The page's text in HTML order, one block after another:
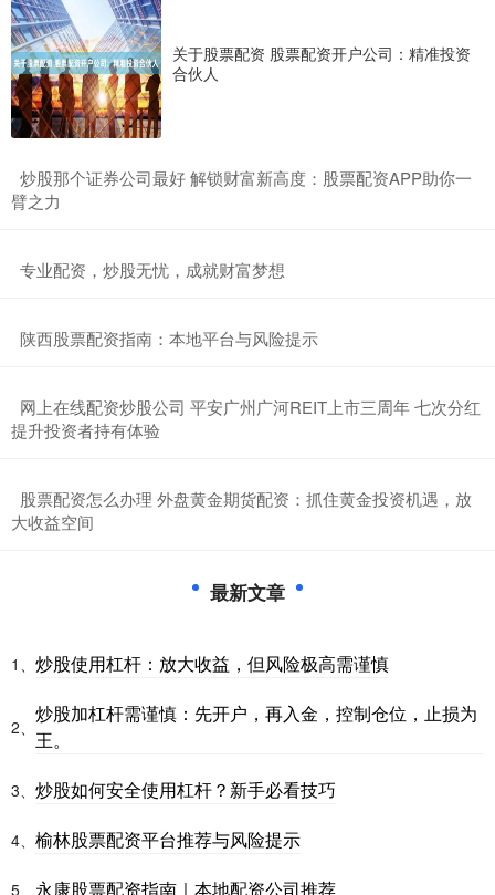
关于股票配资 股票配资开户公司：精准投资
合伙人
​炒股那个证券公司最好 解锁财富新高度：股票配资APP助你一
臂之力
​专业配资，炒股无忧，成就财富梦想
​陕西股票配资指南：本地平台与风险提示
​网上在线配资炒股公司 平安广州广河REIT上市三周年 七次分红
提升投资者持有体验
​股票配资怎么办理 外盘黄金期货配资：抓住黄金投资机遇，放
大收益空间
最新文章
1、 炒股使用杠杆：放大收益，但风险极高需谨慎
2、
炒股加杠杆需谨慎：先开户，再入金，控制仓位，止损为
王。
3、 炒股如何安全使用杠杆？新手必看技巧
4、 榆林股票配资平台推荐与风险提示
5、 永康股票配资指南｜本地配资公司推荐